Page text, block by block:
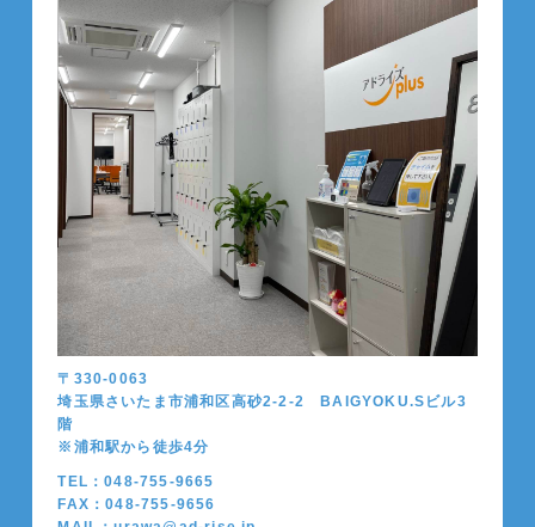
〒330-0063
埼玉県さいたま市浦和区高砂2-2-2 BAIGYOKU.Sビル3
階
※浦和駅から徒歩4分
TEL：048-755-9665
FAX：048-755-9656